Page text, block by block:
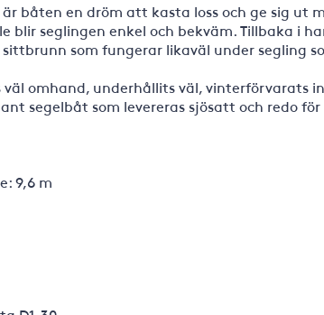
båten en dröm att kasta loss och ge sig ut
blir seglingen enkel och bekväm. Tillbaka i
som fungerar likaväl under segling
omhand, underhållits väl, vinterförvarats
segelbåt som levereras sjösatt och redo
9,6 m